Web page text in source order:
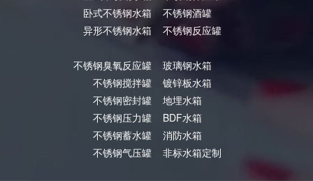
卧式不锈钢水箱
异形不锈钢水箱
不锈钢臭氧反应罐
不锈钢搅拌罐
不锈钢密封罐
不锈钢压力罐
不锈钢蓄水罐
不锈钢气压罐
不锈钢酒罐
不锈钢反应罐
玻璃钢水箱
镀锌板水箱
地埋水箱
BDF水箱
消防水箱
非标水箱定制